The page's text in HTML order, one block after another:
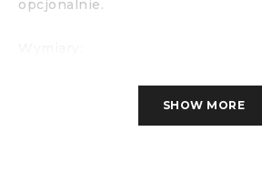
opcjonalnie.
SHOW MORE